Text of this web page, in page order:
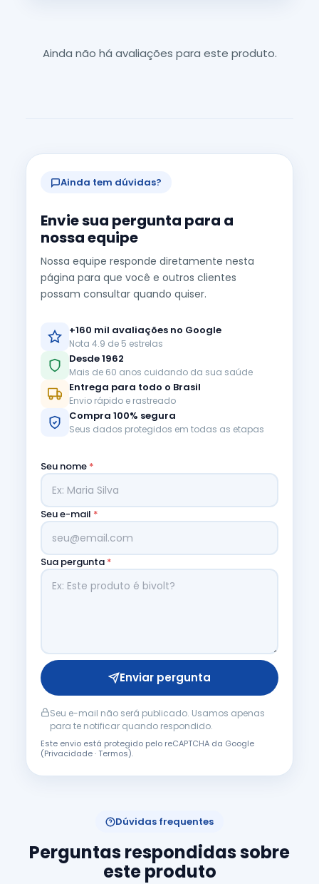
Ainda não há avaliações para este produto.
Ainda tem dúvidas?
Envie sua pergunta para a
nossa equipe
Nossa equipe responde diretamente nesta
página para que você e outros clientes
possam consultar quando quiser.
+160 mil avaliações no Google
Nota 4.9 de 5 estrelas
Desde 1962
Mais de 60 anos cuidando da sua saúde
Entrega para todo o Brasil
Envio rápido e rastreado
Compra 100% segura
Seus dados protegidos em todas as etapas
Seu nome *
Seu e-mail *
Sua pergunta *
Enviar pergunta
Seu e-mail não será publicado. Usamos apenas
para te notificar quando respondido.
Este envio está protegido pelo reCAPTCHA da Google
(Privacidade·Termos).
Dúvidas frequentes
Perguntas respondidas sobre
este produto